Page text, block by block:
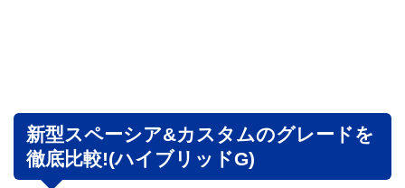
新型スペーシア&カスタムのグレードを
徹底比較!(ハイブリッドG)